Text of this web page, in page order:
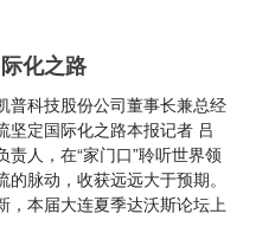
化之路
普科技股份公司董事长兼总经
定国际化之路本报记者 吕
人，在“家门口”聆听世界领
脉动，收获远远大于预期。
，本届大连夏季达沃斯论坛上